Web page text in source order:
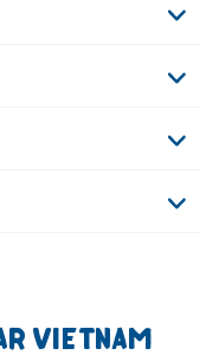
VIETNAM